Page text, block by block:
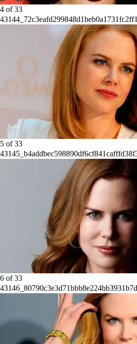
4 of33
5 of33
6 of33